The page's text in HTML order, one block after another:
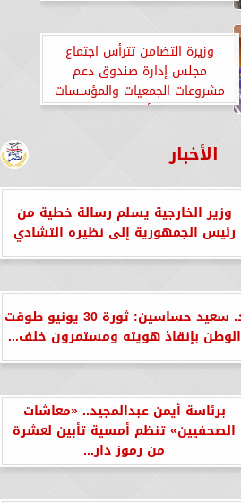
وزيرة التضامن تترأس اجتماع
مجلس إدارة صندوق دعم
مشروعات الجمعيات والمؤسسات
الأهلية
الأخبار
وزير الخارجية يسلم رسالة خطية من
رئيس الجمهورية إلى نظيره التشادي
د. سعيد حساسين: ثورة 30 يونيو طوقت
الوطن بإنقاذ هويته ومستمرون خلف...
برئاسة أيمن عبدالمجيد.. «معاشات
الصحفيين» تنظم أمسية تأبين لعشرة
من رموز دار...